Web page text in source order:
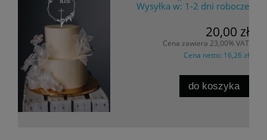
Wysyłka w: 1-2 dni robocze
20,00 zł
Cena zawiera 23,00% VAT
Cena netto: 16,26 zł
do koszyka